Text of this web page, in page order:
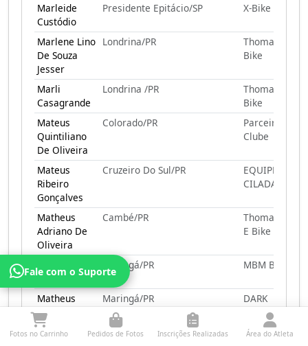
Marleide
Custódio
Presidente Epitácio/SP X-Bike
Marlene Lino
De Souza
Jesser
Londrina/PR
Thomas Skate
Bike
Marli
Casagrande
Londrina /PR
Thomas Skate
Bike
Mateus
Quintiliano
De Oliveira
Colorado/PR
Parceiros Bike
Clube
Mateus
Ribeiro
Gonçalves
Cruzeiro Do Sul/PR
EQUIPE
CILADA
Matheus
Adriano De
Oliveira
Cambé/PR
Thomas Skate
E Bike
Matheus
Capeloto
Maringá/PR MBM Bike
Matheus
Lennox
Maringá/PR DARK
Maurício
Londrina/PR
Farid Monst
Fale com o Suporte
Fotos no Carrinho Pedidos de Fotos Inscrições Realizadas Área do Atleta